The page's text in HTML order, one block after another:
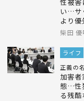
い…サ
より
柴田 優
ライフ
正義の
加害
態…性
る残